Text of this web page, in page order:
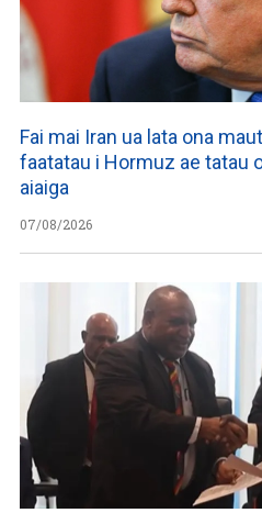
Fai mai Iran ua lata ona
faatatau i Hormuz ae tatau
aiaiga
07/08/2026